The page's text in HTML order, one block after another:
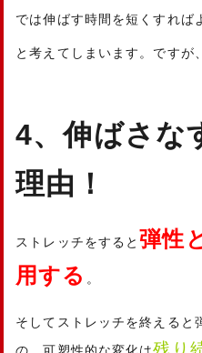
では伸ばす時間を短くすれば
と考えてしまいます。ですが
4、伸ばさな
理由！
ストレッチをすると 弾性
用する 。
そしてストレッチを終えると
残り